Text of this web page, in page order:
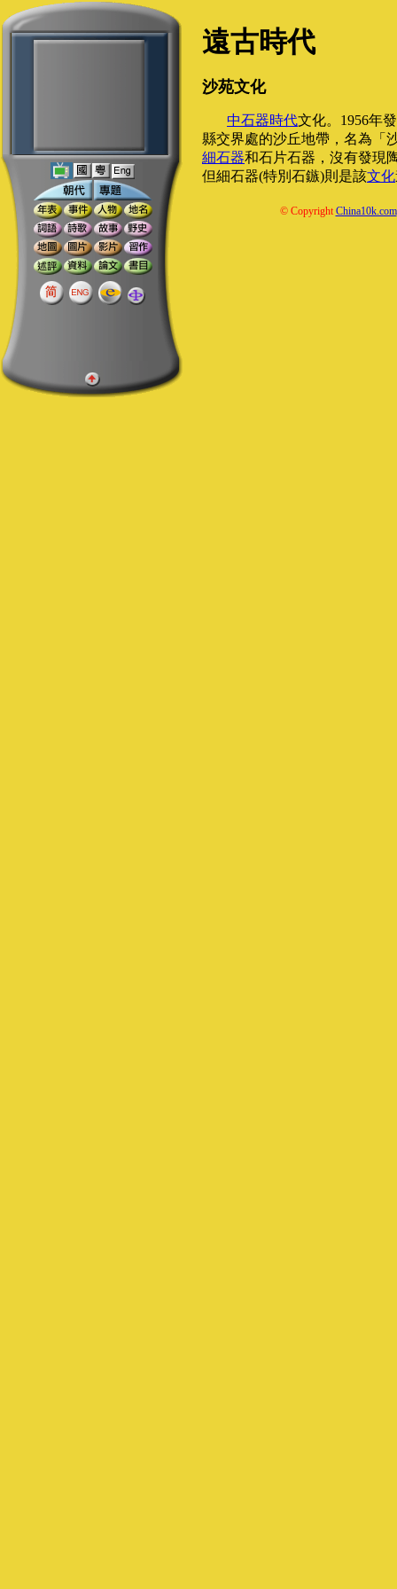
遠古時代
沙苑文化
中石器時代文化。1956年
縣交界處的沙丘地帶，名為「
細石器和石片石器，沒有發現
但細石器(特別石鏃)則是該文化
© CopyrightChina10k.com